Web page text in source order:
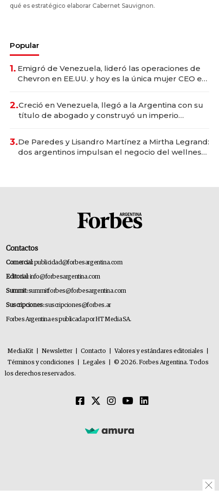
qué es estratégico elaborar Cabernet Sauvignon.
Popular
1. Emigró de Venezuela, lideró las operaciones de
Chevron en EE.UU. y hoy es la única mujer CEO en
2.Creció en Venezuela, llegó a la Argentina con su
título de abogado y construyó un imperio
3.De Paredes y Lisandro Martínez a Mirtha Legrand:
dos argentinos impulsan el negocio del wellness
Contactos
Comercial:publicidad@forbesargentina.com
Editorial:info@forbesargentina.com
Summit:summitforbes@forbesargentina.com
Suscripciones:suscripciones@forbes.ar
Forbes Argentina es publicada por HT Media SA.
MediaKit Newsletter Contacto Valores y estándares editoriales
Términos y condiciones
Legales
© 2026. Forbes Argentina. Todos
los derechos reservados.